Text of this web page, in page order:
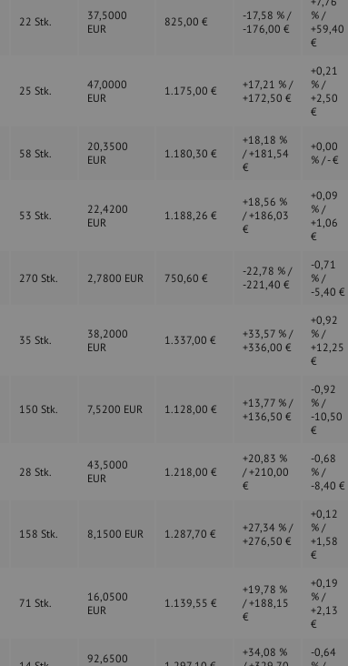
22 Stk.
37,5000
EUR
825,00 €
-17,58 % /
-176,00 €
% /
+59,40
€
25 Stk.
47,0000
EUR
1.175,00 €
+17,21 % /
+172,50 €
+0,21
% /
+2,50
€
58 Stk.
20,3500
EUR
1.180,30 €
+18,18 %
/ +181,54
€
+0,00
% / - €
53 Stk.
22,4200
EUR
1.188,26 €
+18,56 %
/ +186,03
€
+0,09
% /
+1,06
€
270 Stk. 2,7800 EUR 750,60 €
-22,78 % /
-221,40 €
-0,71
% /
-5,40 €
35 Stk.
38,2000
EUR
1.337,00 €
+33,57 % /
+336,00 €
+0,92
% /
+12,25
€
150 Stk. 7,5200 EUR 1.128,00 €
+13,77 % /
+136,50 €
-0,92
% /
-10,50
€
28 Stk.
43,5000
EUR
1.218,00 €
+20,83 %
/ +210,00
€
-0,68
% /
-8,40 €
158 Stk. 8,1500 EUR 1.287,70 €
+27,34 % /
+276,50 €
+0,12
% /
+1,58
€
71 Stk.
16,0500
EUR
1.139,55 €
+19,78 %
/ +188,15
€
+0,19
% /
+2,13
€
92,6500
+34,08 %
-0,64